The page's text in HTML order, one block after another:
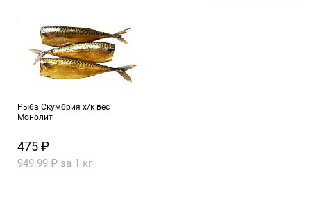
Рыба Скумбрия х/к вес
Монолит
475 ₽
949.99 ₽ за 1 кг